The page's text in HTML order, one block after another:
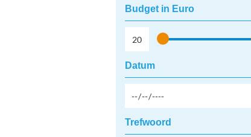
Budget in Euro
Datum
Trefwoord